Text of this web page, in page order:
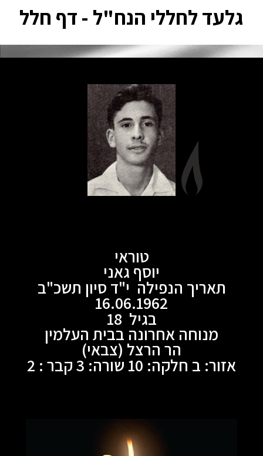
גלעד לחללי הנח"ל - דף חלל
טוראי
יוסף גאני
תאריך הנפילה י"ד סיון תשכ"ב
16.06.1962
בגיל 18
מנוחה אחרונה בבית העלמין
הר הרצל (צבאי)
אזור: ב חלקה: 10 שורה: 3 קבר : 2